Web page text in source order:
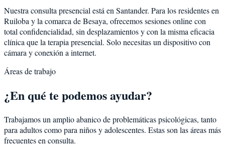
Nuestra consulta presencial está en Santander. Para los residentes en
Ruiloba y la comarca deBesaya, ofrecemos sesiones online con
total confidencialidad, sin desplazamientos y con la misma eficacia
clínica que la terapia presencial. Solo necesitas un dispositivo con
cámara y conexión a internet.
Áreas de trabajo
¿En qué te podemos ayudar?
Trabajamos un amplio abanico de problemáticas psicológicas, tanto
para adultos como para niños y adolescentes. Estas son las áreas más
frecuentes en consulta.